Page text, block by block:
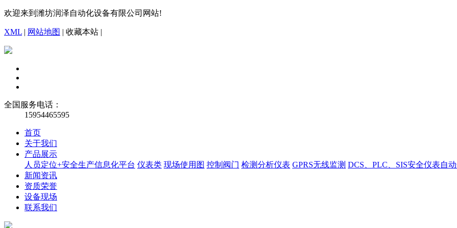
欢迎来到潍坊润泽自动化设备有限公司网站!
XML | 网站地图 | 收藏本站 |
全国服务电话：
15954465595
首页
关于我们
产品展示
人员定位+安全生产信息化平台 仪表类 现场使用图 控制阀门 检测分析仪表 GPRS无线监测 DCS、PLC、SIS安全仪表自
新闻资讯
资质荣誉
设备现场
联系我们